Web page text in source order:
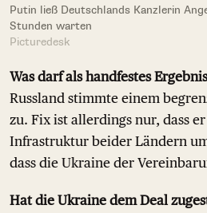
Putin ließ Deutschlands Kanzlerin
Stunden warten
Picturedesk
Was darf als handfestes
Russland stimmte einem
zu. Fix ist allerdings nur, dass
Infrastruktur beider Ländern
dass die Ukraine der
Hat die Ukraine dem Deal